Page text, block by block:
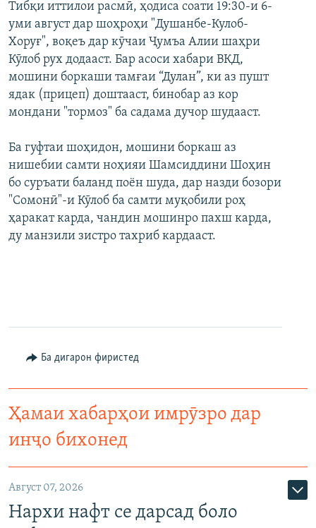
Тибқи иттилои расмӣ, ҳодиса соати 19:30-и 6-
уми август дар шоҳроҳи "Душанбе-Кулоб-
Хоруғ", воқеъ дар кӯчаи Ҷумъа Алии шаҳри
Кӯлоб рух додааст. Бар асоси хабари ВКД,
мошини боркаши тамғаи “Дулан”, ки аз пушт
ядак (прицеп) доштааст, бинобар аз кор
мондани "тормоз" ба садама дучор шудааст.
Ба гуфтаи шоҳидон, мошини боркаш аз
нишебии самти ноҳияи Шамсиддини Шоҳин
бо суръати баланд поён шуда, дар назди бозори
"Сомонӣ"-и Кӯлоб ба самти муқобили роҳ
ҳаракат карда, чандин мошинро пахш карда,
ду манзили зистро тахриб кардааст.
Ба дигарон фиристед
Ҳамаи хабарҳои имрӯзро дар
инҷо бихонед
Август 07, 2026
Нархи нафт се дарсад боло